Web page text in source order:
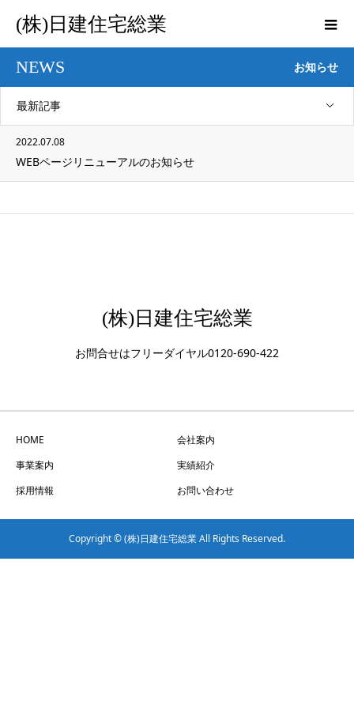
(株)日建住宅総業
NEWS お知らせ
最新記事
2022.07.08
WEBページリニューアルのお知らせ
(株)日建住宅総業
お問合せはフリーダイヤル0120-690-422
HOME
会社案内
事業案内
実績紹介
採用情報
お問い合わせ
Copyright © (株)日建住宅総業 All Rights Reserved.